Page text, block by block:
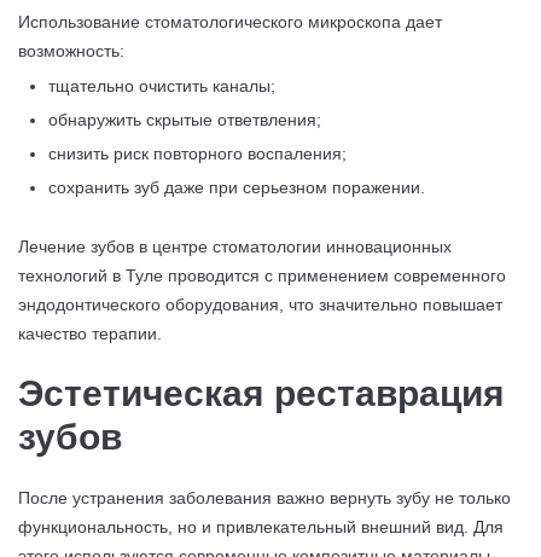
Использование стоматологического микроскопа дает
возможность:
тщательно очистить каналы;
обнаружить скрытые ответвления;
снизить риск повторного воспаления;
сохранить зуб даже при серьезном поражении.
Лечение зубов в центре стоматологии инновационных
технологий в Туле проводится с применением современного
эндодонтического оборудования, что значительно повышает
качество терапии.
Эстетическая реставрация
зубов
После устранения заболевания важно вернуть зубу не только
функциональность, но и привлекательный внешний вид. Для